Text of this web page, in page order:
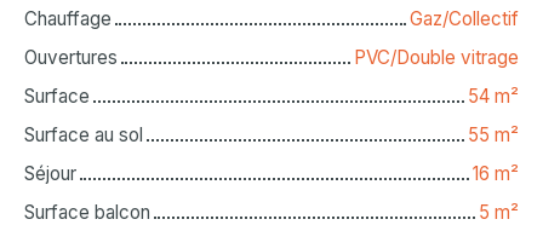
Chauffage
Gaz/Collectif
Ouvertures
PVC/Double vitrage
Surface
54 m²
Surface au sol
55 m²
Séjour
16 m²
Surface balcon
5 m²